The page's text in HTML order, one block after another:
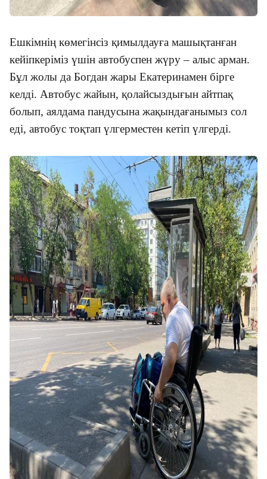
Ешкімнің көмегінсіз қимылдауға машықтанған
кейіпкеріміз үшін автобуспен жүру – алыс арман.
Бұл жолы да Богдан жары Екатеринамен бірге
келді. Автобус жайын, қолайсыздығын айтпақ
болып, аялдама пандусына жақындағанымыз сол
еді, автобус тоқтап үлгерместен кетіп үлгерді.